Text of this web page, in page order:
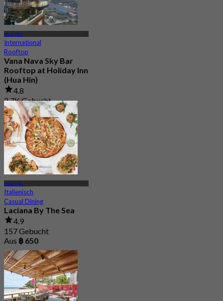
Hua Hin
International
Rooftop
Vana Nava Sky Bar
Rooftop at Holiday Inn
(Hua Hin)
4.8
2.7K Gebucht
Aus฿ 647.5
Hua Hin
Italienisch
Casual Dining
Laciana By The Sea
4.9
157 Gebucht
Aus ฿ 650